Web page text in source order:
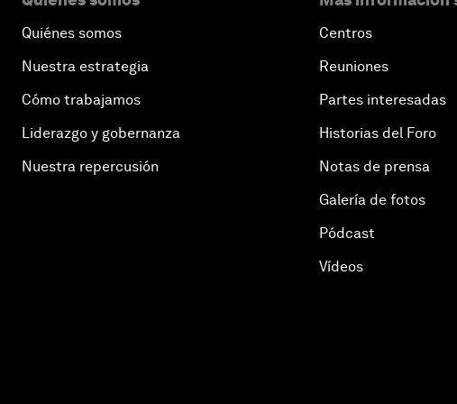
Quiénes somos
Nuestra estrategia
Cómo trabajamos
Liderazgo y gobernanza
Nuestra repercusión
Centros
Reuniones
Partes interesadas
Historias del Foro
Notas de prensa
Galería de fotos
Pódcast
Vídeos